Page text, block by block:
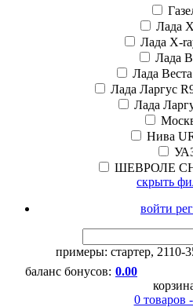
Лада
Лада X-
Лада
Лада
Лада Ларгус
Лада
Нива
ШЕВРОЛЕ
скрыть
войти
примеры: стартер, 2110-
баланс бонусов: 0.00
0 товаров